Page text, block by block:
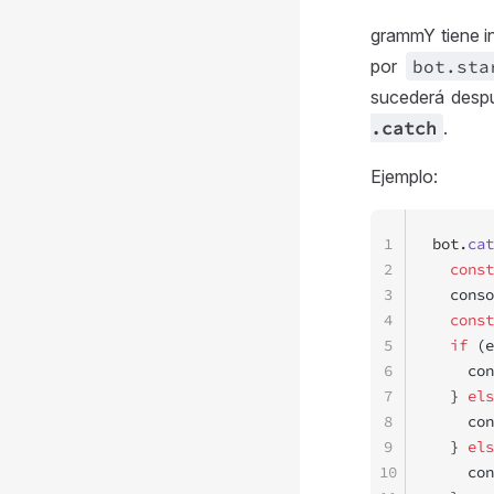
grammY tiene
por
bot
sucederá
.catch .
Ejemplo:
bot.
  const
  const
  if
  }
  }
1
2
3
4
5
6
7
8
9
10